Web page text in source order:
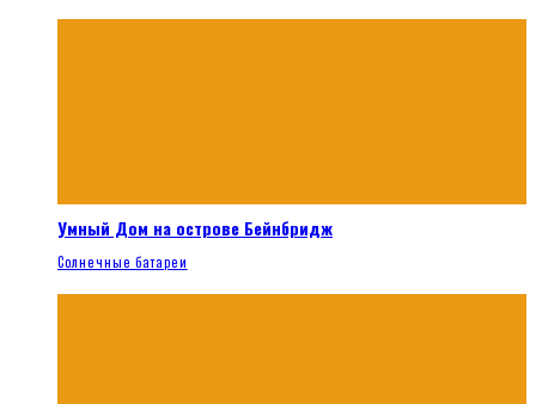
Умный Дом на острове Бейнбридж
Солнечные батареи